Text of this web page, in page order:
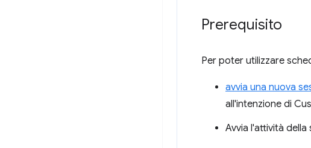
Prerequisito
Per poter utilizzare
avvia una nuova
all'intenzione di
Avvia l'attività